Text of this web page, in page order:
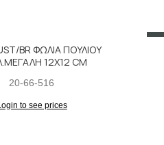
BR ΦΩΛΙΑ ΠΟΥΛΙΟΥ
12X12 CM
20-66-516
to see prices